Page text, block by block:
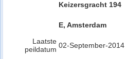
Keizersgracht 194
E, Amsterdam
Laatste
peildatum 02-September-2014